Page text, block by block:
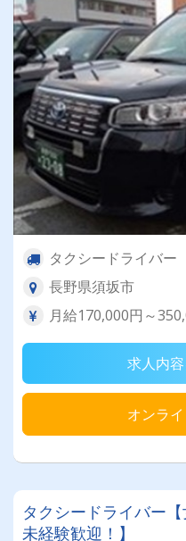
タクシードライバー
長野県須坂市
月給170,000円～
求人内
オンラ
タクシードライバー
未経験歓迎！】